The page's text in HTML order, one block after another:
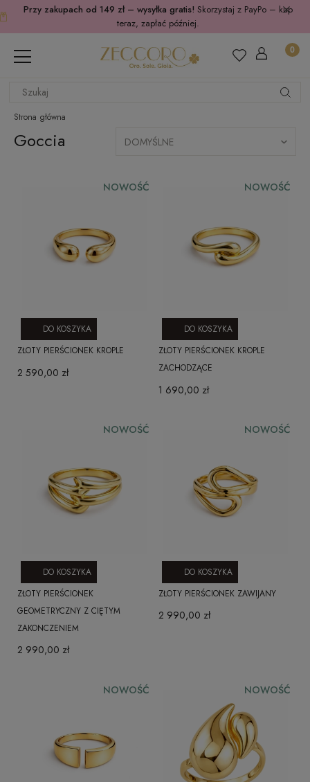
Przy zakupach od 149 zł – wysyłka gratis! Skorzystaj z PayPo – kup
teraz, zapłać później.
Strona główna
Goccia
ZŁOTY PIERŚCIONEK KROPLE
2 590,00 zł
DO KOSZYKA
NOWOŚĆ
ZŁOTY PIERŚCIONEK KROPLE
ZACHODZĄCE
1 690,00 zł
DO KOSZYKA
NOWOŚĆ
ZŁOTY PIERŚCIONEK
GEOMETRYCZNY Z CIĘTYM
ZAKONCZENIEM
2 990,00 zł
DO KOSZYKA
NOWOŚĆ
ZŁOTY PIERŚCIONEK ZAWIJANY
2 990,00 zł
DO KOSZYKA
NOWOŚĆ
NOWOŚĆ NOWOŚĆ